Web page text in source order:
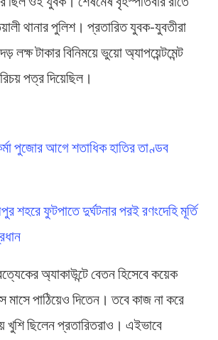
থানার পুলিশ। প্রতারিত যুবক-যুবতীরা
লক্ষ টাকার বিনিময়ে ভুয়ো অ্যাপয়েন্টমেন্ট
পত্র দিয়েছিল।
পুজোর আগে শতাধিক হাতির তাণ্ডব
শহরে ফুটপাতে দুর্ঘটনার পরই রণংদেহি মূর্তি
অ্যাকাউন্টে বেতন হিসেবে কয়েক
মাসে পাঠিয়েও দিতেন। তবে কাজ না করে
খুশি ছিলেন প্রতারিতরাও। এইভাবে